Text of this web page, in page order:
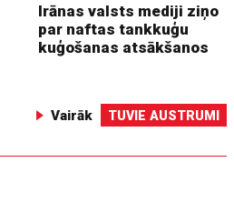
Irānas valsts mediji ziņo
par naftas tankkuģu
kuģošanas atsākšanos
Vairāk TUVIE AUSTRUMI